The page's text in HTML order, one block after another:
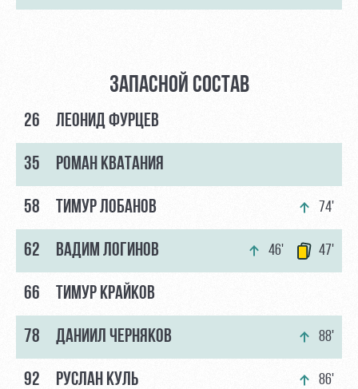
ЗАПАСНОЙ СОСТАВ
26 ЛЕОНИД ФУРЦЕВ
35 РОМАН КВАТАНИЯ
58 ТИМУР ЛОБАНОВ 74'
62 ВАДИМ ЛОГИНОВ 46' 47'
66 ТИМУР КРАЙКОВ
78 ДАНИИЛ ЧЕРНЯКОВ 88'
92 РУСЛАН КУЛЬ 86'